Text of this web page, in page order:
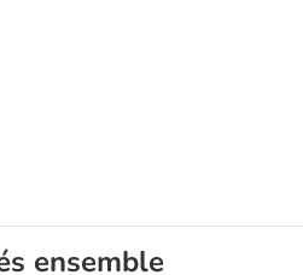
ensemble